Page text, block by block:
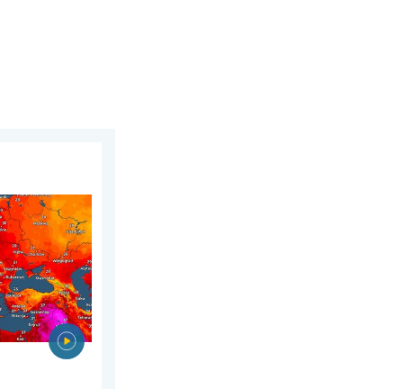
wiatry. . . czwartek, 30 lipca 2026
ciepłe. Do blisko 30 stopni. . . niedziela, 2 sierpnia 2026